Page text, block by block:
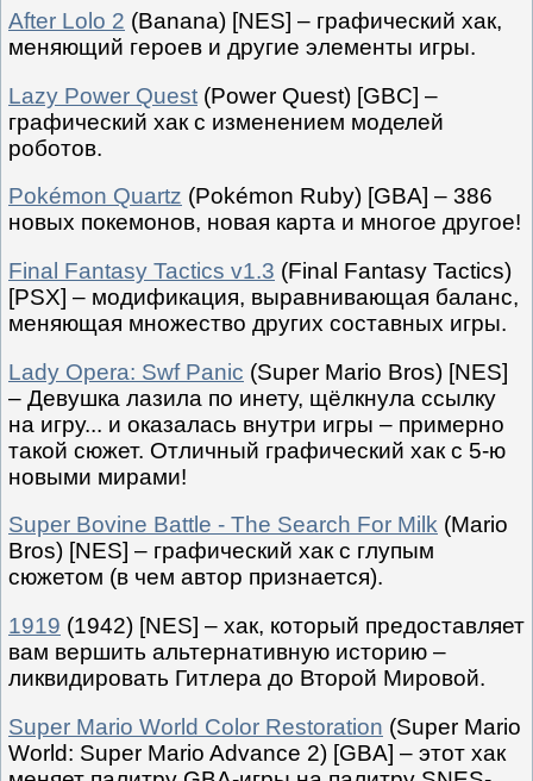
After Lolo 2 (Banana) [NES] – графический хак,
меняющий героев и другие элементы игры.
Lazy Power Quest (Power Quest) [GBC] –
графический хак с изменением моделей
роботов.
Pokémon Quartz (Pokémon Ruby) [GBA] – 386
новых покемонов, новая карта и многое другое!
Final Fantasy Tactics v1.3 (Final Fantasy Tactics)
[PSX] – модификация, выравнивающая баланс,
меняющая множество других составных игры.
Lady Opera: Swf Panic (Super Mario Bros) [NES]
– Девушка лазила по инету, щёлкнула ссылку
на игру... и оказалась внутри игры – примерно
такой сюжет. Отличный графический хак с 5-ю
новыми мирами!
Super Bovine Battle - The Search For Milk (Mario
Bros) [NES] – графический хак с глупым
сюжетом (в чем автор признается).
1919 (1942) [NES] – хак, который предоставляет
вам вершить альтернативную историю –
ликвидировать Гитлера до Второй Мировой.
Super Mario World Color Restoration (Super Mario
World: Super Mario Advance 2) [GBA] – этот хак